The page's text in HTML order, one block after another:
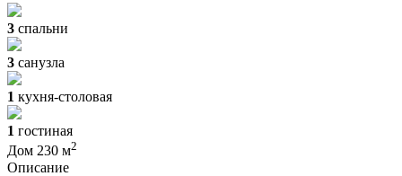
3 спальни
3 санузла
1 кухня-столовая
1 гостиная
Дом 230 м2
Описание